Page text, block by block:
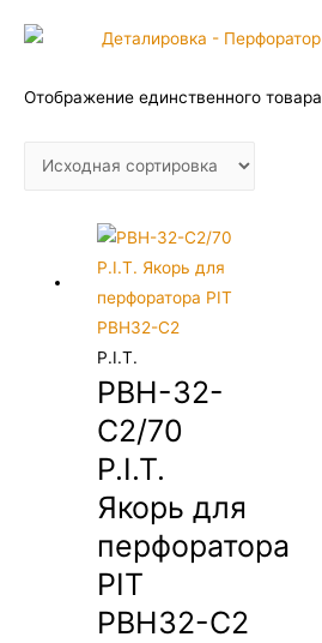
Отображение единственного товара
P.I.T.
PBH-32-
C2/70
P.I.T.
Якорь для
перфоратора
PIT
PBH32-C2